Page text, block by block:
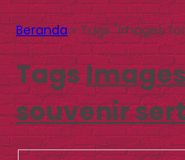
Beranda»Tags "Images
Tags
souvenir